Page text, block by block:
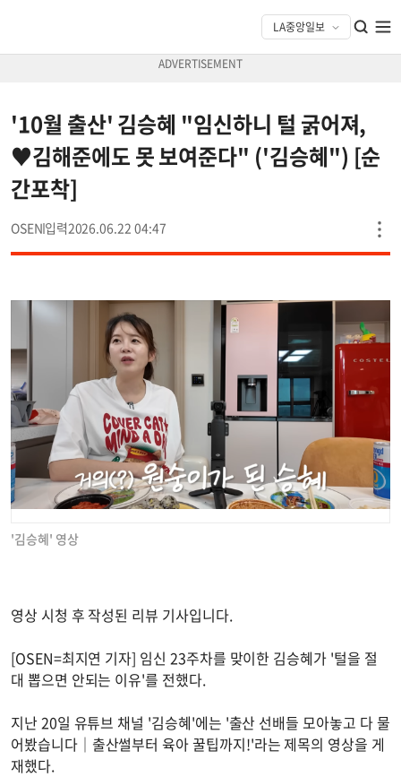
'10월 출산' 김승혜 "임신하니 털 굵어져,
♥김해준에도 못 보여준다" ('김승혜") [순
간포착]
OSEN 2026.06.22 04:47
'김승혜' 영상
영상 시청 후 작성된 리뷰 기사입니다.
[OSEN=최지연 기자] 임신 23주차를 맞이한 김승혜가 '털을 절
대 뽑으면 안되는 이유'를 전했다.
지난 20일 유튜브 채널 '김승혜'에는 '출산 선배들 모아놓고 다 물
어봤습니다｜출산썰부터 육아 꿀팁까지!'라는 제목의 영상을 게
재했다.